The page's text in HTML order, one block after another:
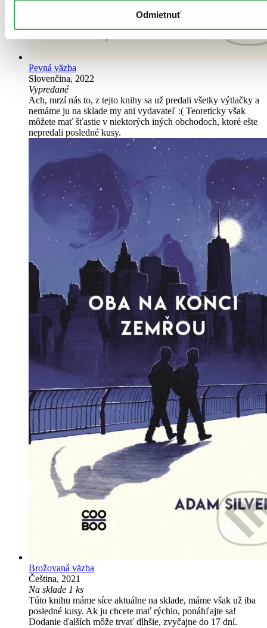
Odmietnuť
Pevná väzba
Slovenčina, 2022
Vypredané
Ach, mrzí nás to, z tejto knihy sa už predali všetky výtlačky a
nemáme ju na sklade my ani vydavateľ :( Teoreticky však
môžete mať šťastie v niektorých iných obchodoch, ktoré ešte
nepredali posledné kusy.
Brožovaná väzba
Čeština, 2021
Na sklade 1 ks
Túto knihu máme síce aktuálne na sklade, máme však už iba
posledné kusy. Ak ju chcete mať rýchlo, ponáhľajte sa!
Dodanie ďalších môže trvať dlhšie, zvyčajne do 17 dní.